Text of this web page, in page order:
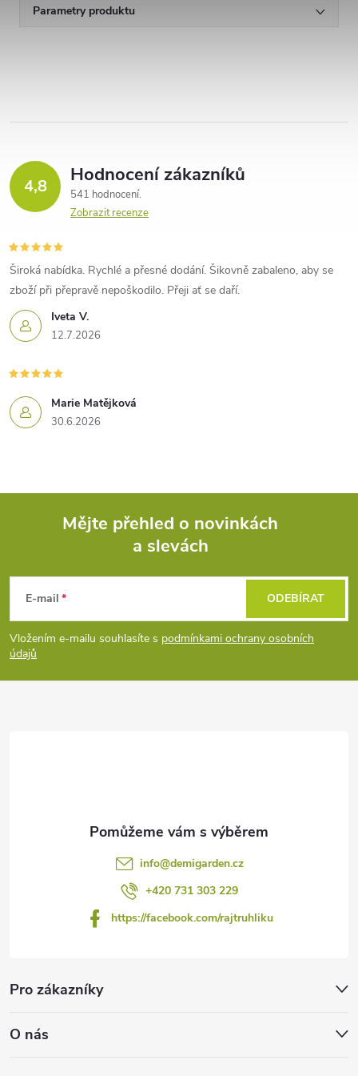
Parametry produktu
4,8 Hodnocení zákazníků
541 hodnocení
Zobrazit recenze
Iveta V.
12.7.2026
Široká nabídka. Rychlé a přesné dodání. Šikovně zabaleno, aby se
zboží při přepravě nepoškodilo. Přeji ať se daří.
Marie Matějková
30.6.2026
p
a
Mějte přehled o novinkách
a slevách
E-mail
Vložením e-mailu souhlasíte s podmínkami ochrany osobních
údajů
ODEBÍRAT
info@demigarden.cz
+420 731 303 229
https://facebook.com/rajtruhliku
Pro zákazníky
O nás